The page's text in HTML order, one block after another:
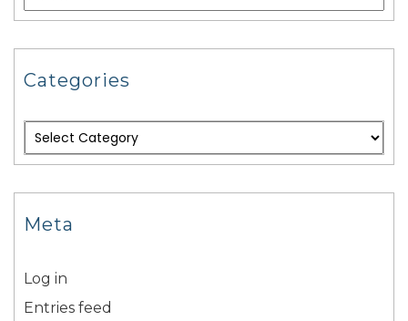
Categories
Meta
Log in
Entries feed